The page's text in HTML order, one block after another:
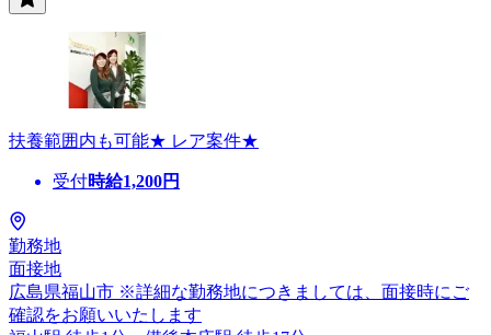
扶養範囲内も可能★ レア案件★
受付時給1,200円
勤務地
面接地
広島県福山市 ※詳細な勤務地につきましては、面接時にご
確認をお願いいたします